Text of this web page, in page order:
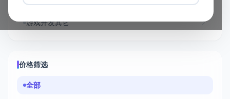
unreal资源
游戏开发其它
价格筛选
全部